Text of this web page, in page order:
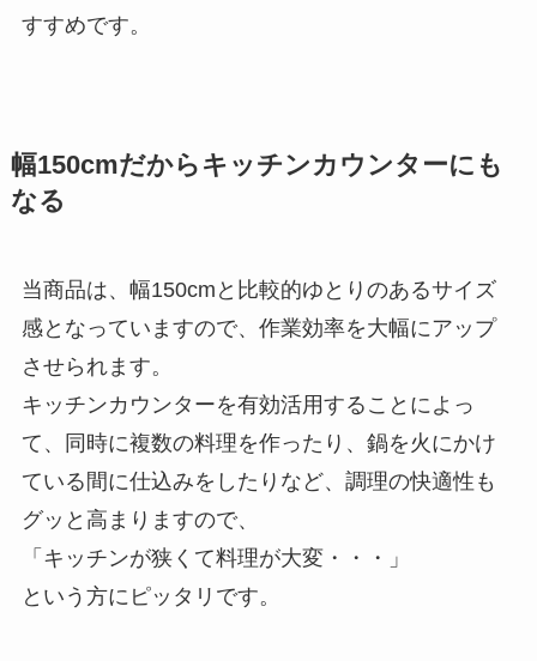
すすめです。
幅150cmだからキッチンカウンターにも
なる
当商品は、幅150cmと比較的ゆとりのあるサイズ
感となっていますので、作業効率を大幅にアップ
させられます。
キッチンカウンターを有効活用することによっ
て、同時に複数の料理を作ったり、鍋を火にかけ
ている間に仕込みをしたりなど、調理の快適性も
グッと高まりますので、
「キッチンが狭くて料理が大変・・・」
という方にピッタリです。